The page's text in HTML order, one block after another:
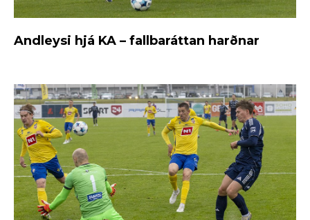
Andleysi hjá KA – fallbaráttan harðnar